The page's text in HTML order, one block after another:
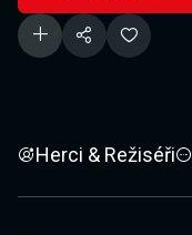
Herci & Režiséři